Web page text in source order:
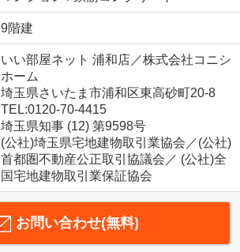
9階建
いい部屋ネット 浦和店／株式会社コニシ
ホーム
埼玉県さいたま市浦和区東高砂町20-8
TEL:0120-70-4415
埼玉県知事 (12) 第9598号
(公社)埼玉県宅地建物取引業協会／(公社)
首都圏不動産公正取引協議会／ (公社)全
国宅地建物取引業保証協会
お問い合わせ(無料)